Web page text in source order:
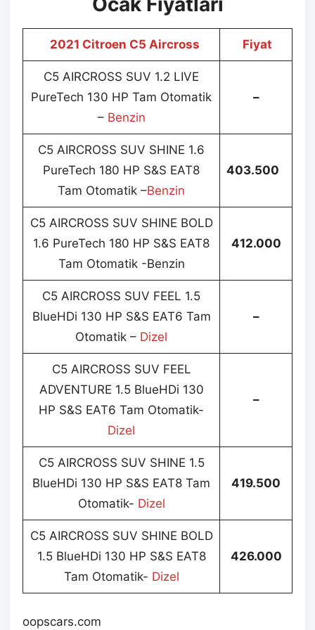
2021 Citroen C5 Aircross Fiyat
C5 AIRCROSS SUV 1.2 LIVE
PureTech 130 HP Tam Otomatik
– Benzin
–
C5 AIRCROSS SUV SHINE 1.6
PureTech 180 HP S&S EAT8
Tam Otomatik –Benzin
403.500
C5 AIRCROSS SUV SHINE BOLD
1.6 PureTech 180 HP S&S EAT8
Tam Otomatik -Benzin
412.000
C5 AIRCROSS SUV FEEL 1.5
BlueHDi 130 HP S&S EAT6 Tam
Otomatik – Dizel
–
C5 AIRCROSS SUV FEEL
ADVENTURE 1.5 BlueHDi 130
HP S&S EAT6 Tam Otomatik-
Dizel
–
C5 AIRCROSS SUV SHINE 1.5
BlueHDi 130 HP S&S EAT8 Tam
Otomatik- Dizel
419.500
C5 AIRCROSS SUV SHINE BOLD
1.5 BlueHDi 130 HP S&S EAT8
Tam Otomatik- Dizel
426.000
oopscars.com